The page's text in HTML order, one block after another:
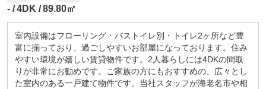
-
4DK 89.80㎡
室内設備はフローリング・バストイレ別・トイレ2ヶ所など豊
富に揃っており、過ごしやすいお部屋になっております。住み
やすい環境が嬉しい賃貸物件です。2人暮らしには4DKの間取
りが非常にお勧めです。ご家族の方にもおすすめの、広々とし
た室内のある一戸建て物件です。当社スタッフが海老名市や相